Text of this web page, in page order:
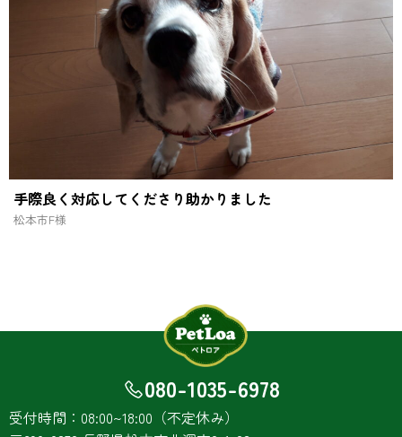
手際良く対応してくださり助かりました
松本市F様
080-1035-6978
受付時間：08:00~18:00（不定休み）